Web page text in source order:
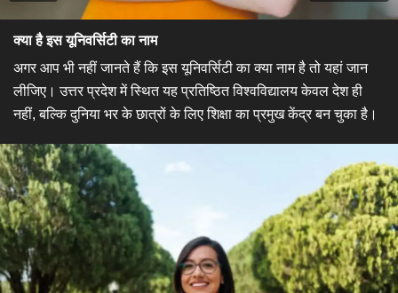
क्या है इस यूनिवर्सिटी का नाम
अगर आप भी नहीं जानते हैं कि इस यूनिवर्सिटी का क्या नाम है तो यहां जान
लीजिए। उत्तर प्रदेश में स्थित यह प्रतिष्ठित विश्वविद्यालय केवल देश ही
नहीं, बल्कि दुनिया भर के छात्रों के लिए शिक्षा का प्रमुख केंद्र बन चुका है।